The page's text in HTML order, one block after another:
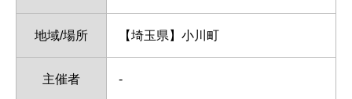
地域/場所 【埼玉県】小川町
主催者 -